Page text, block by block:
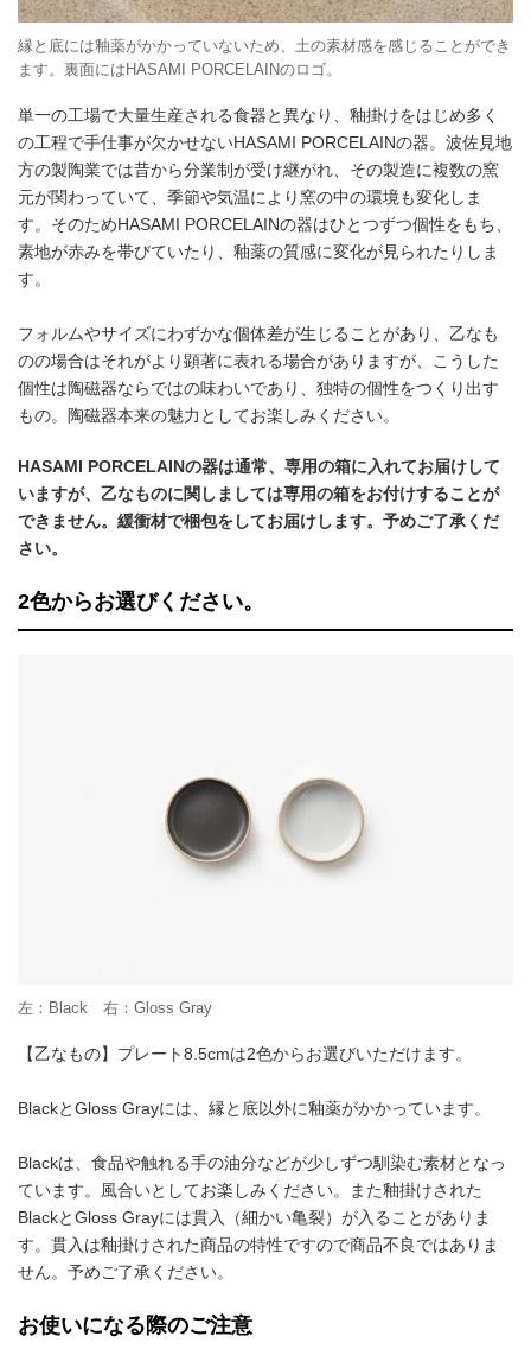
縁と底には釉薬がかかっていないため、土の素材感を感じることができ
ます。裏面にはHASAMI PORCELAINのロゴ。
単一の工場で大量生産される食器と異なり、釉掛けをはじめ多く
の工程で手仕事が欠かせないHASAMI PORCELAINの器。波佐見地
方の製陶業では昔から分業制が受け継がれ、その製造に複数の窯
元が関わっていて、季節や気温により窯の中の環境も変化しま
す。そのためHASAMI PORCELAINの器はひとつずつ個性をもち、
素地が赤みを帯びていたり、釉薬の質感に変化が見られたりしま
す。
フォルムやサイズにわずかな個体差が生じることがあり、乙なも
のの場合はそれがより顕著に表れる場合がありますが、こうした
個性は陶磁器ならではの味わいであり、独特の個性をつくり出す
もの。陶磁器本来の魅力としてお楽しみください。
HASAMI PORCELAINの器は通常、専用の箱に入れてお届けして
いますが、乙なものに関しましては専用の箱をお付けすることが
できません。緩衝材で梱包をしてお届けします。予めご了承くだ
さい。
2色からお選びください。
左：Black 右：Gloss Gray
【乙なもの】プレート8.5cmは2色からお選びいただけます。
BlackとGloss Grayには、縁と底以外に釉薬がかかっています。
Blackは、食品や触れる手の油分などが少しずつ馴染む素材となっ
ています。風合いとしてお楽しみください。また釉掛けされた
BlackとGloss Grayには貫入（細かい亀裂）が入ることがありま
す。貫入は釉掛けされた商品の特性ですので商品不良ではありま
せん。予めご了承ください。
お使いになる際のご注意